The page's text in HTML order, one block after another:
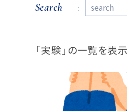
Search
「実験」の一覧を表示